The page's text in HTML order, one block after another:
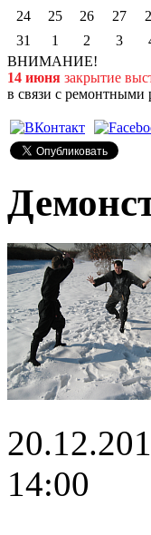
24
25 26 27
31
1 2 3
ВНИМАНИЕ!
14 июня закрытие
в связи с ремонтными
14:00